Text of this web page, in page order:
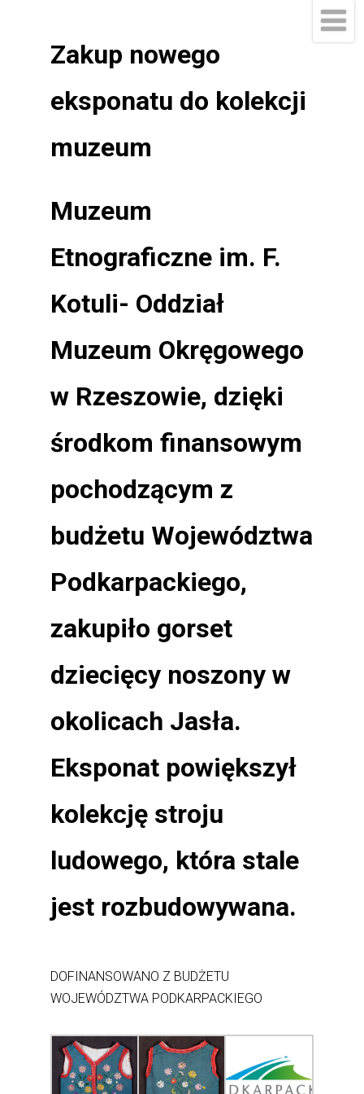
Zakup nowego
eksponatu do kolekcji
muzeum
Muzeum
Etnograficzne im. F.
Kotuli- Oddział
Muzeum Okręgowego
w Rzeszowie, dzięki
środkom finansowym
pochodzącym z
budżetu Województwa
Podkarpackiego,
zakupiło gorset
dziecięcy noszony w
okolicach Jasła.
Eksponat powiększył
kolekcję stroju
ludowego, która stale
jest rozbudowywana.
DOFINANSOWANO Z BUDŻETU
WOJEWÓDZTWA PODKARPACKIEGO